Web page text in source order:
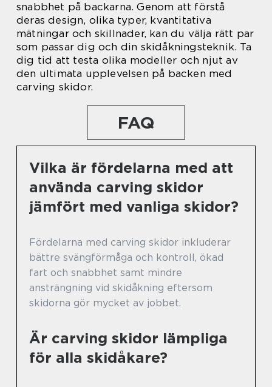
snabbhet på backarna. Genom att förstå
deras design, olika typer, kvantitativa
mätningar och skillnader, kan du välja rätt par
som passar dig och din skidåkningsteknik. Ta
dig tid att testa olika modeller och njut av
den ultimata upplevelsen på backen med
carving skidor.
FAQ
Vilka är fördelarna med att
använda carving skidor
jämfört med vanliga skidor?
Fördelarna med carving skidor inkluderar
bättre svängförmåga och kontroll, ökad
fart och snabbhet samt mindre
ansträngning vid skidåkning eftersom
skidorna gör mycket av jobbet.
Är carving skidor lämpliga
för alla skidåkare?